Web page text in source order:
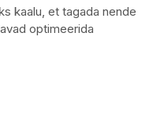
kaalu, et tagada nende
optimeerida